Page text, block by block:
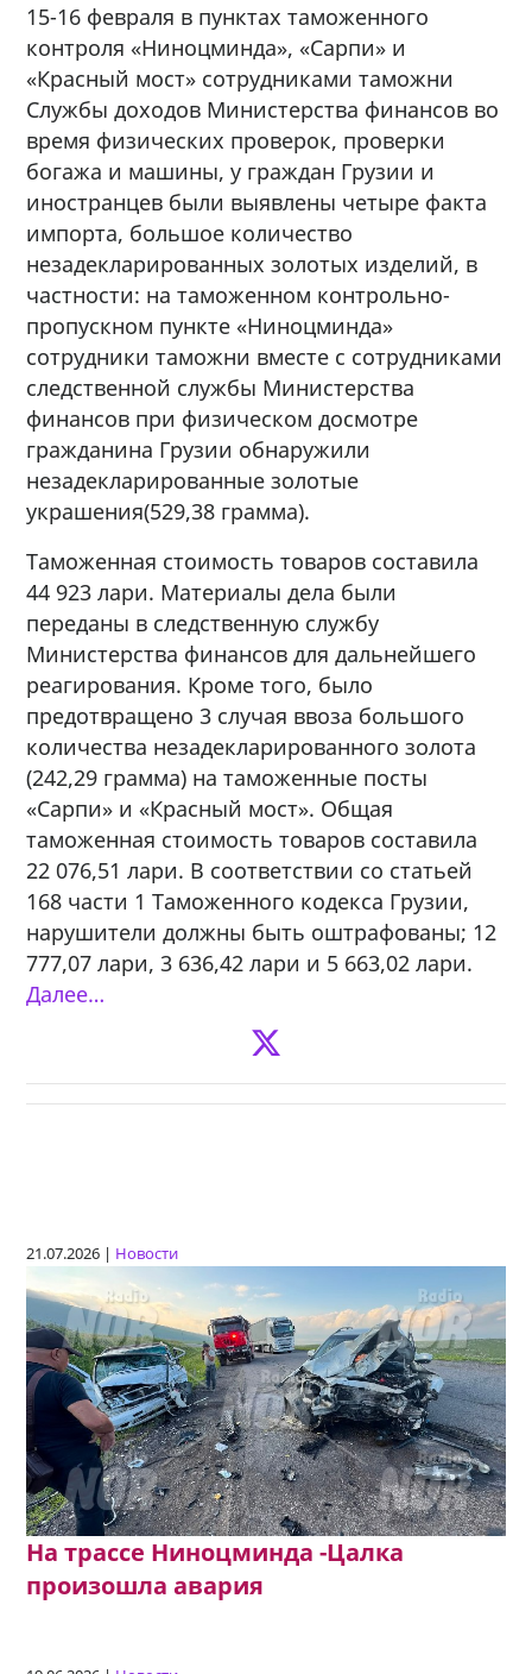
15-16 февраля в пунктах таможенного
контроля «Ниноцминда», «Сарпи» и
«Красный мост» сотрудниками таможни
Службы доходов Министерства финансов во
время физических проверок, проверки
богажа и машины, у граждан Грузии и
иностранцев были выявлены четыре факта
импорта, большое количество
незадекларированных золотых изделий, в
частности: на таможенном контрольно-
пропускном пункте «Ниноцминда»
сотрудники таможни вместе с сотрудниками
следственной службы Министерства
финансов при физическом досмотре
гражданина Грузии обнаружили
незадекларированные золотые
украшения(529,38 грамма).
Таможенная стоимость товаров составила
44 923 лари. Материалы дела были
переданы в следственную службу
Министерства финансов для дальнейшего
реагирования. Кроме того, было
предотвращено 3 случая ввоза большого
количества незадекларированного золота
(242,29 грамма) на таможенные посты
«Сарпи» и «Красный мост». Общая
таможенная стоимость товаров составила
22 076,51 лари. В соответствии со статьей
168 части 1 Таможенного кодекса Грузии,
нарушители должны быть оштрафованы; 12
777,07 лари, 3 636,42 лари и 5 663,02 лари.
Далее…
21.07.2026 | Новости
На трассе Ниноцминда -Цалка
произошла авария